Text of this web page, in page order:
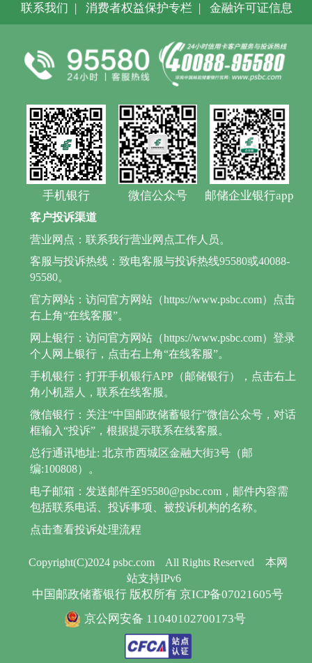
联系我们 | 消费者权益保护专栏 | 金融许可证信息
手机银行 微信公众号 邮储企业银行app
Copyright(C)2024 psbc.com All Rights Reserved
本网
站支持IPv6
中国邮政储蓄银行 版权所有 京ICP备07021605号
京公网安备 11040102700173号
客户投诉渠道
营业网点：联系我行营业网点工作人员。
客服与投诉热线：致电客服与投诉热线95580或40088-
95580。
官方网站：访问官方网站（https://www.psbc.com）点击
右上角“在线客服”。
网上银行：访问官方网站（https://www.psbc.com）登录
个人网上银行，点击右上角“在线客服”。
手机银行：打开手机银行APP（邮储银行），点击右上
角小机器人，联系在线客服。
微信银行：关注“中国邮政储蓄银行”微信公众号，对话
框输入“投诉”，根据提示联系在线客服。
总行通讯地址: 北京市西城区金融大街3号（邮
编:100808）。
电子邮箱：发送邮件至95580@psbc.com，邮件内容需
包括联系电话、投诉事项、被投诉机构的名称。
点击查看投诉处理流程